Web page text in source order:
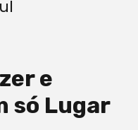
e
só Lugar